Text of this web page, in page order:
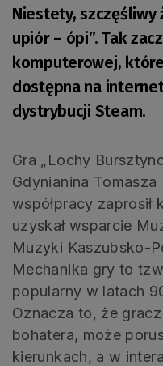
Niestety, szczęśliwy
upiór – ópi”. Tak
komputerowej,
dostępna na
dystrybucji Steam.
Gra „Lochy
Gdynianina
współpracy
uzyskał wsparcie
Muzyki Kaszubsko-
Mechanika gry to
popularny w latach
Oznacza to, że
bohatera, może
kierunkach, a w